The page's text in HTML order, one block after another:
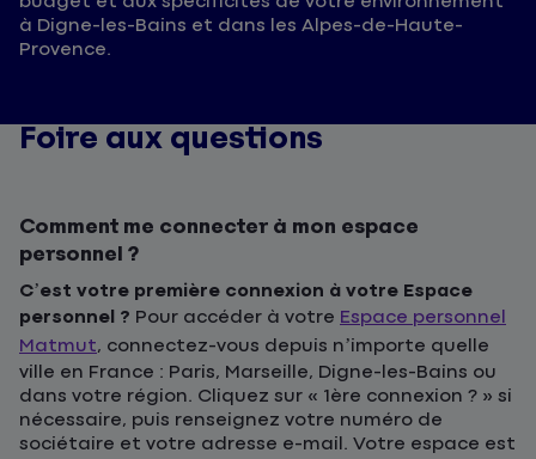
à Digne-les-Bains et dans les Alpes-de-Haute-
Provence.
Foire aux questions
Comment me connecter à mon espace
personnel ?
C’est votre première connexion à votre Espace
personnel ? Pour accéder à votre Espace personnel
Matmut, connectez-vous depuis n’importe quelle
ville en France : Paris, Marseille, Digne-les-Bains ou
dans votre région. Cliquez sur « 1ère connexion ? » si
nécessaire, puis renseignez votre numéro de
sociétaire et votre adresse e-mail. Votre espace est